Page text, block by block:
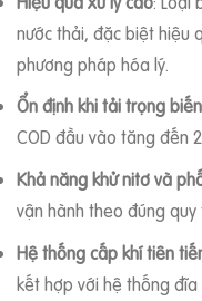
nước thải, đặc biệt hiệu
phương pháp hóa lý.
Ổn định khi tải trọng
COD đầu vào tăng đến
Khả năng khử nitơ và
vận hành theo đúng quy
Hệ thống cấp khí tiên
kết hợp với hệ thống